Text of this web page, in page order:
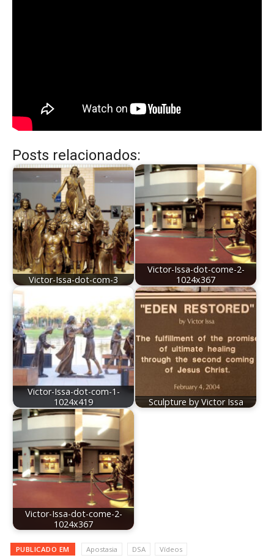
Posts relacionados:
Victor-Issa-dot-com-3
Victor-Issa-dot-come-2-
1024x367
Victor-Issa-dot-com-1-
1024x419
Sculpture by Victor Issa
Victor-Issa-dot-come-2-
1024x367
PUBLICADO EM Apostasia DSA Vídeos